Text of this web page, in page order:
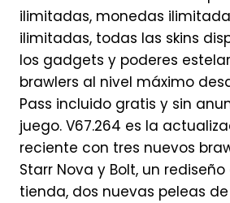
ilimitadas, monedas
ilimitadas, todas las skins
los gadgets y poderes
brawlers al nivel máximo
Pass incluido gratis y sin
juego. V67.264 es la
reciente con tres nuevos
Starr Nova y Bolt, un
tienda, dos nuevas peleas